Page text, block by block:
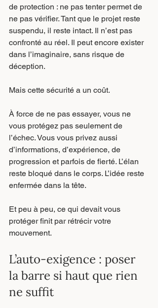
de protection : ne pas tenter permet de
ne pas vérifier. Tant que le projet reste
suspendu, il reste intact. Il n’est pas
confronté au réel. Il peut encore exister
dans l’imaginaire, sans risque de
déception.
Mais cette sécurité a un coût.
À force de ne pas essayer, vous ne
vous protégez pas seulement de
l’échec. Vous vous privez aussi
d’informations, d’expérience, de
progression et parfois de fierté. L’élan
reste bloqué dans le corps. L’idée reste
enfermée dans la tête.
Et peu à peu, ce qui devait vous
protéger finit par rétrécir votre
mouvement.
L’auto-exigence : poser
la barre si haut que rien
ne suffit